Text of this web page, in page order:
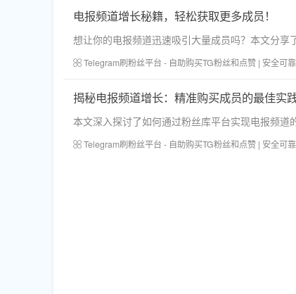
电报频道增长秘籍，轻松获取更多成员！
想让你的电报频道迅速吸引大量成员吗？本文分
Telegram刷粉丝平台 - 自助购买TG粉丝和点赞 | 安全可靠
揭秘电报频道增长：精准购买成员的最佳实
本文深入探讨了如何通过粉丝库平台实现电报频
Telegram刷粉丝平台 - 自助购买TG粉丝和点赞 | 安全可靠